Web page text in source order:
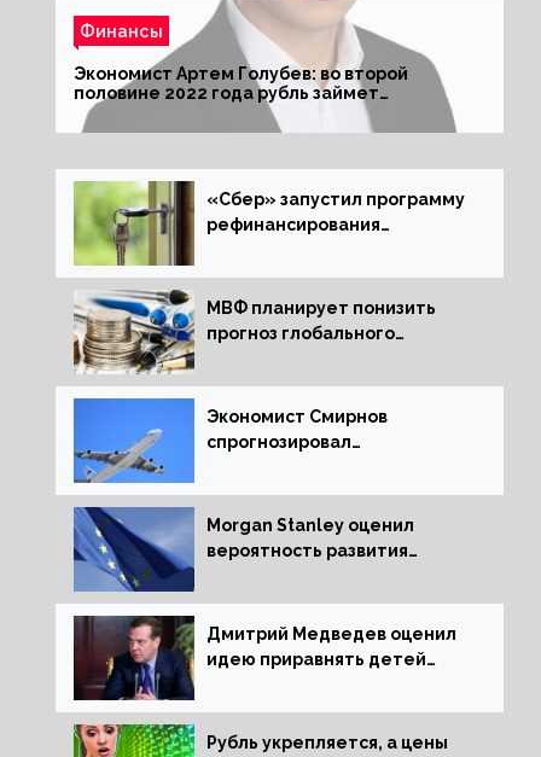
Финансы
Экономист Артем Голубев: во второй
половине 2022 года рубль займет
комфортный курс
«Сбер» запустил программу
рефинансирования
МВФ планирует понизить
прогноз глобального
следующем отчете
Экономист Смирнов
спрогнозировал
России
Morgan Stanley оценил
вероятность развития
Дмитрий Медведев оценил
идею приравнять детей
Рубль укрепляется, а цены